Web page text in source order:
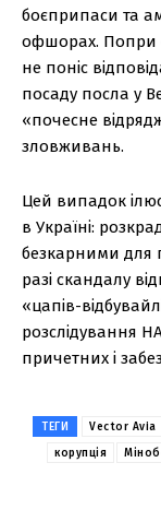
боєприпаси та
офшорах. Попри
не поніс
посаду посла у
«почесне
зловживань.
Цей випадок
в Україні:
безкарними для
разі скандалу
«цапів-
розслідування
причетних і
ТЕГИ Vector Avia
корупція